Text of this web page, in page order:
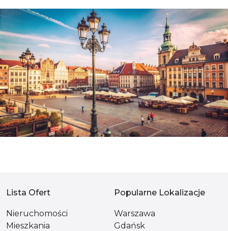
Lista Ofert
Nieruchomości
Mieszkania
Popularne Lokalizacje
Warszawa
Gdańsk